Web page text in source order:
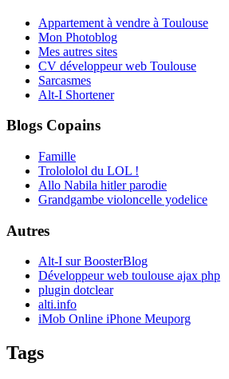
Appartement à vendre à Toulouse
Mon Photoblog
Mes autres sites
CV développeur web Toulouse
Sarcasmes
Alt-I Shortener
Blogs Copains
Famille
Trolololol du LOL !
Allo Nabila hitler parodie
Grandgambe violoncelle yodelice
Autres
Alt-I sur BoosterBlog
Développeur web toulouse ajax php
plugin dotclear
alti.info
iMob Online iPhone Meuporg
Tags